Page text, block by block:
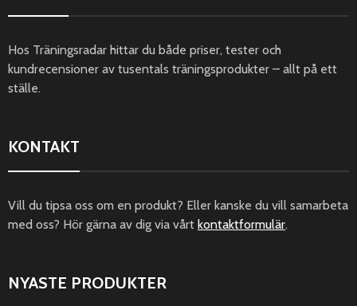
Hos Träningsradar hittar du både priser, tester och
kundrecensioner av tusentals träningsprodukter – allt på ett
ställe.
KONTAKT
Vill du tipsa oss om en produkt? Eller kanske du vill samarbeta
med oss? Hör gärna av dig via vårt kontaktformulär.
NYASTE PRODUKTER